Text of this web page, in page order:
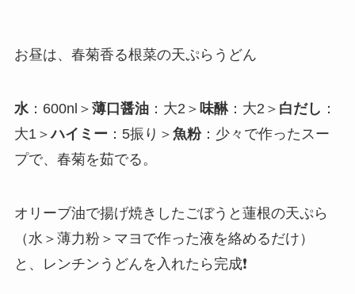
お昼は、春菊香る根菜の天ぷらうどん
水：600nl＞ 薄口醤油：大2＞ 味醂：大2＞ 白だし ：
大1＞ハイミー ：5振り＞ 魚粉：少々で作ったスー
プで、春菊を茹でる。
オリーブ油で揚げ焼きしたごぼうと蓮根の天ぷら
（水＞薄力粉＞マヨで作った液を絡めるだけ）
と、レンチンうどんを入れたら完成❗